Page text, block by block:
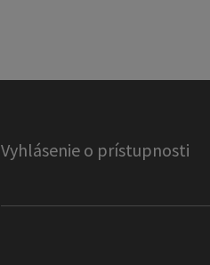
Vyhlásenie o prístupnosti